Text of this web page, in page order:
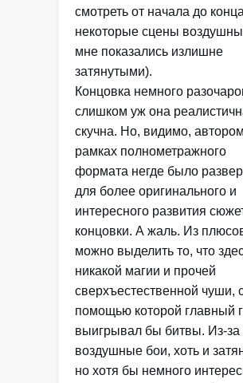
смотреть от начала до
некоторые сцены
мне показались излишне
затянутыми).
Концовка немного
слишком уж она
скучна. Но, видимо,
рамках полнометражного
формата негде было
для более оригинального и
интересного развития
концовки. А жаль. Из
можно выделить то, что
никакой магии и прочей
сверхъестественной чуши,
помощью которой главный
выигрывал бы битвы. Из-за
воздушные бои, хоть и
но хотя бы немного